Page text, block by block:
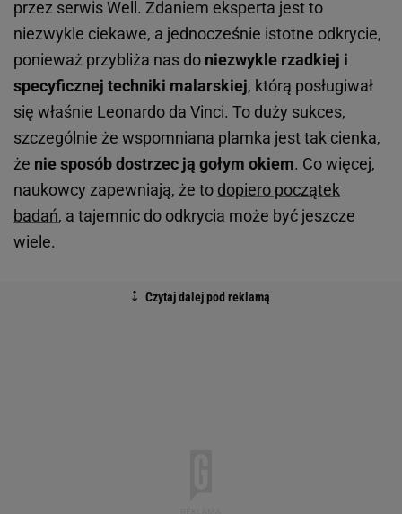
przez serwis Well. Zdaniem eksperta jest to
niezwykle ciekawe, a jednocześnie istotne odkrycie,
ponieważ przybliża nas do niezwykle rzadkiej i
specyficznej techniki malarskiej, którą posługiwał
się właśnie Leonardo da Vinci. To duży sukces,
szczególnie że wspomniana plamka jest tak cienka,
że nie sposób dostrzec ją gołym okiem. Co więcej,
naukowcy zapewniają, że to dopiero początek
badań, a tajemnic do odkrycia może być jeszcze
wiele.